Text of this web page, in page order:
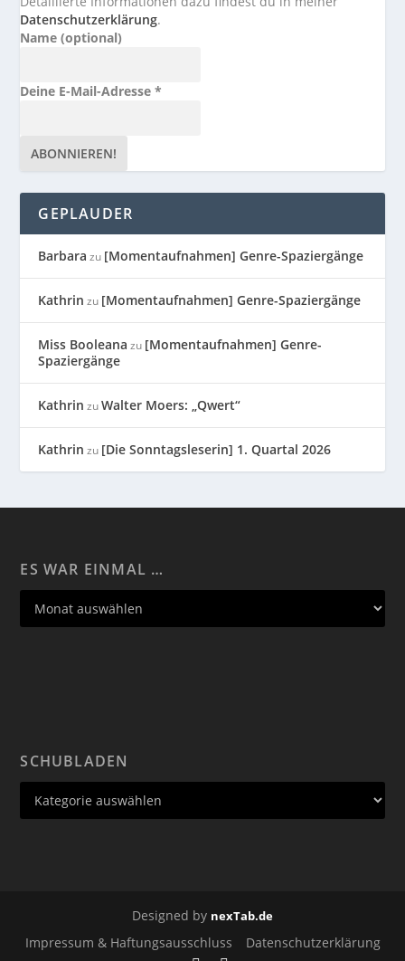
Datenschutzerklärung.
Name (optional)
Deine E-Mail-Adresse*
GEPLAUDER
Barbara zu [Momentaufnahmen] Genre-Spaziergänge
Kathrin zu [Momentaufnahmen] Genre-Spaziergänge
Miss Booleana zu [Momentaufnahmen] Genre-
Spaziergänge
Kathrin zuWalter Moers: „Qwert“
Kathrin zu [Die Sonntagsleserin] 1. Quartal 2026
ES WAR EINMAL …
SCHUBLADEN
Designed by nexTab.de
Impressum & Haftungsausschluss Datenschutzerklärung